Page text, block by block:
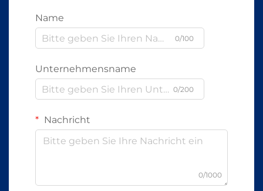
Name
0/100
Unternehmensname
0/200
Nachricht
0/1000